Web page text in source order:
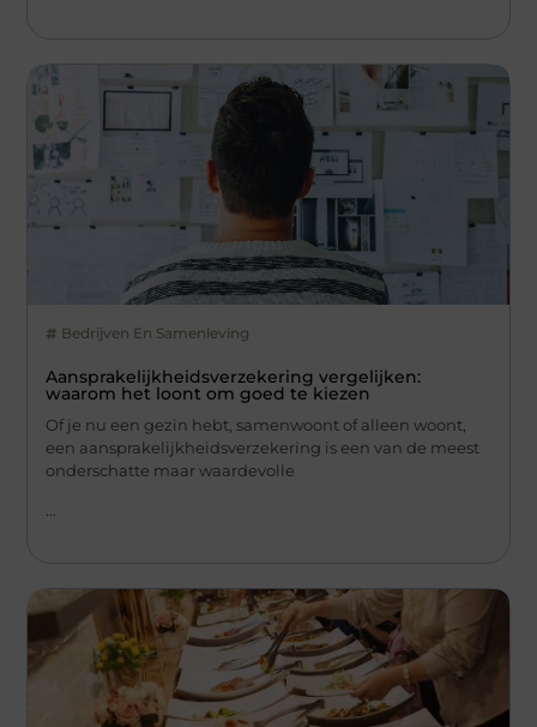
Bedrijven En Samenleving
Aansprakelijkheidsverzekering vergelijken:
waarom het loont om goed te kiezen
Of je nu een gezin hebt, samenwoont of alleen woont,
een aansprakelijkheidsverzekering is een van de meest
onderschatte maar waardevolle